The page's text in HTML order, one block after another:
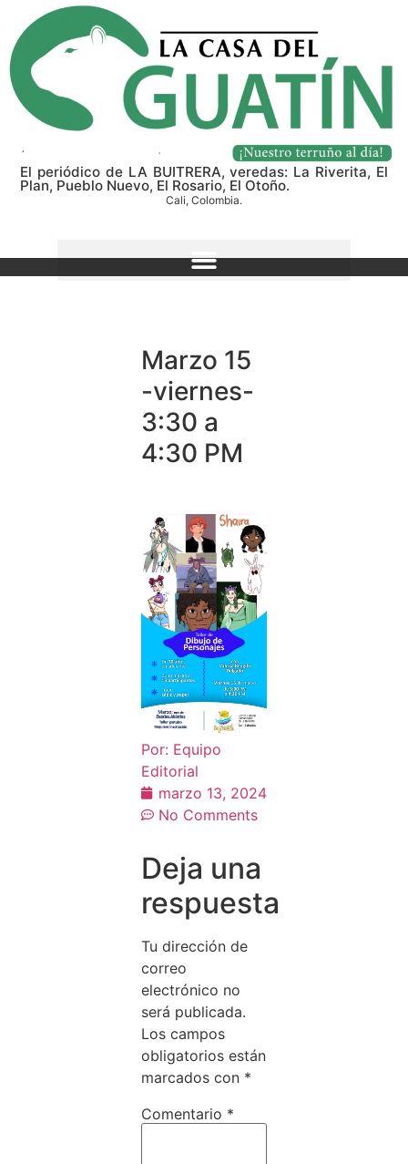
El periódico de LA BUITRERA, veredas: La Riverita, El
Plan, Pueblo Nuevo, El Rosario, El Otoño.
Cali, Colombia.
Marzo 15
-viernes-
3:30 a
4:30 PM
Por: Equipo
Editorial
marzo 13, 2024
No Comments
Deja una
respuesta
Tu dirección de
correo
electrónico no
será publicada.
Los campos
obligatorios están
marcados con *
Comentario *